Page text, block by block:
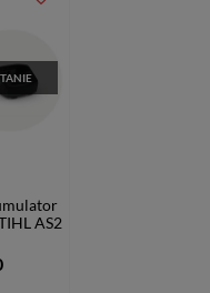
AS2